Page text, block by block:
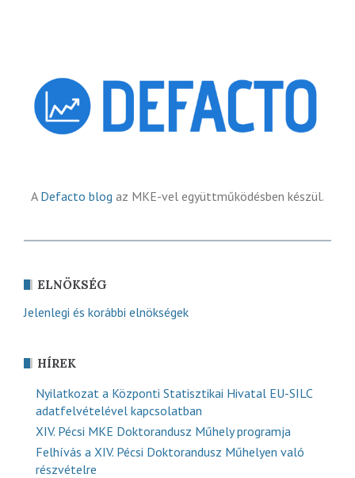
A Defacto blog az MKE-vel együttműködésben készül.
ELNÖKSÉG
Jelenlegi és korábbi elnökségek
HÍREK
Nyilatkozat a Központi Statisztikai Hivatal EU-SILC
adatfelvételével kapcsolatban
XIV. Pécsi MKE Doktorandusz Műhely programja
Felhívás a XIV. Pécsi Doktorandusz Műhelyen való
részvételre